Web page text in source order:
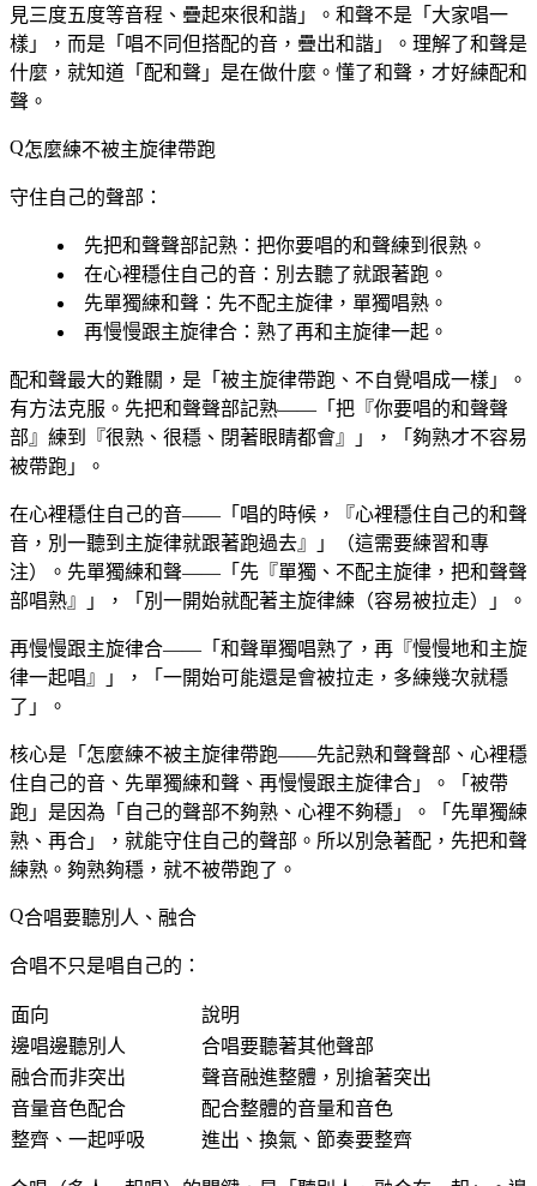
見三度五度等音程、疊起來很和諧」。和聲不是「大家唱一
樣」，而是「唱不同但搭配的音，疊出和諧」。理解了和聲是
什麼，就知道「配和聲」是在做什麼。懂了和聲，才好練配和
聲。
怎麼練不被主旋律帶跑
守住自己的聲部：
先把和聲聲部記熟 ：把你要唱的和聲練到很熟。
在心裡穩住自己的音 ：別去聽了就跟著跑。
先單獨練和聲 ：先不配主旋律，單獨唱熟。
再慢慢跟主旋律合 ：熟了再和主旋律一起。
配和聲最大的難關，是「被主旋律帶跑、不自覺唱成一樣」。
有方法克服。先把和聲聲部記熟——「把『你要唱的和聲聲
部』練到『很熟、很穩、閉著眼睛都會』」，「夠熟才不容易
被帶跑」。
在心裡穩住自己的音——「唱的時候，『心裡穩住自己的和聲
音，別一聽到主旋律就跟著跑過去』」（這需要練習和專
注）。先單獨練和聲——「先『單獨、不配主旋律，把和聲聲
部唱熟』」，「別一開始就配著主旋律練（容易被拉走）」。
再慢慢跟主旋律合——「和聲單獨唱熟了，再『慢慢地和主旋
律一起唱』」，「一開始可能還是會被拉走，多練幾次就穩
了」。
核心是「怎麼練不被主旋律帶跑——先記熟和聲聲部、心裡穩
住自己的音、先單獨練和聲、再慢慢跟主旋律合」。「被帶
跑」是因為「自己的聲部不夠熟、心裡不夠穩」。「先單獨練
熟、再合」，就能守住自己的聲部。所以別急著配，先把和聲
練熟。夠熟夠穩，就不被帶跑了。
合唱要聽別人、融合
合唱不只是唱自己的：
面向
說明
邊唱邊聽別人
合唱要聽著其他聲部
融合而非突出
聲音融進整體，別搶著突出
音量音色配合
配合整體的音量和音色
整齊、一起呼吸
進出、換氣、節奏要整齊